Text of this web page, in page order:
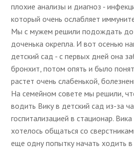
плохие анализы и диагноз -
который очень ослабляет
Мы с мужем решили подождать до
доченька окрепла. И вот осенью
детский сад - с первых дней она
бронхит, потом опять и было
растет очень слабенькой,
На семейном совете мы решили,
водить Вику в детский сад из-за
госпитализацией в стационар.
хотелось общаться со
еще одну попытку начать ходить